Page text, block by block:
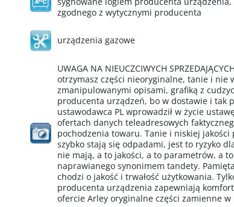
zgodnego z wytycznymi producenta
urządzenia gazowe
UWAGA NA NIEUCZCIWYCH
otrzymasz części nieoryginalne, tanie i nie
zmanipulowanymi opisami, grafiką z
producenta urządzeń, bo w dostawie i tak
ustawodawca PL wprowadził w życie
ofertach danych teleadresowych
pochodzenia towaru. Tanie i niskiej
szybko stają się odpadami, jest to ryzyko
nie mają, a to jakości, a to parametrów, a
naprawianego synonimem tandety.
chodzi o jakość i trwałość użytkowania.
producenta urządzenia zapewniają
ofercie Arley oryginalne części zamienne w